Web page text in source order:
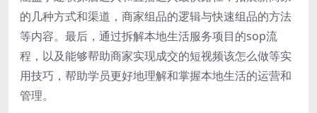
的几种方式和渠道，商家组品的逻辑与快速组品的方法
等内容。最后，通过拆解本地生活服务项目的sop流
程，以及能够帮助商家实现成交的短视频该怎么做等实
用技巧，帮助学员更好地理解和掌握本地生活的运营和
管理。